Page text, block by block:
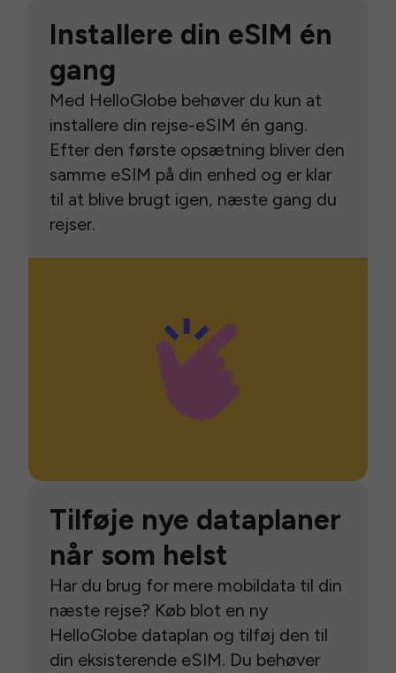
Installere din eSIM én
gang
Med HelloGlobe behøver du kun at
installere din rejse-eSIM én gang.
Efter den første opsætning bliver den
samme eSIM på din enhed og er klar
til at blive brugt igen, næste gang du
rejser.
Tilføje nye dataplaner
når som helst
Har du brug for mere mobildata til din
næste rejse? Køb blot en ny
HelloGlobe dataplan og tilføj den til
din eksisterende eSIM. Du behøver